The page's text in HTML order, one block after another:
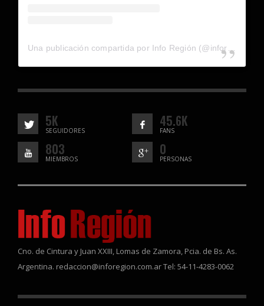
5K
SEGUIDORES
45.6K
FANS
803
MIEMBROS
0
PERSONAS
Cno. de Cintura y Juan XXIII, Lomas de Zamora, Pcia. de Bs. As.
Argentina. redaccion@inforegion.com.ar Tel: 54-11-4283-0062